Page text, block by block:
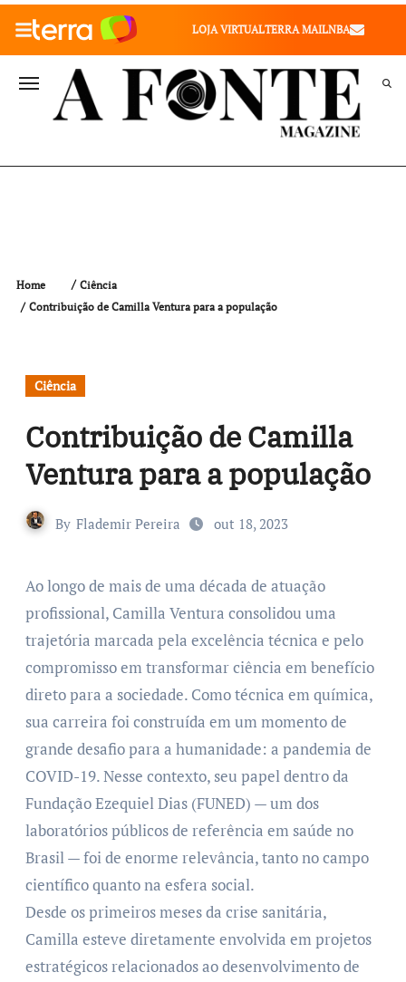
010" />
LOJA VIRTUALTERRA MAILNBA
Home
Ciência
Contribuição de Camilla Ventura para a população
Ciência
Contribuição de Camilla
Ventura para a população
By Flademir Pereira out 18, 2023
Ao longo de mais de uma década de atuação
profissional, Camilla Ventura consolidou uma
trajetória marcada pela excelência técnica e pelo
compromisso em transformar ciência em benefício
direto para a sociedade. Como técnica em química,
sua carreira foi construída em um momento de
grande desafio para a humanidade: a pandemia de
COVID-19. Nesse contexto, seu papel dentro da
Fundação Ezequiel Dias (FUNED) — um dos
laboratórios públicos de referência em saúde no
Brasil — foi de enorme relevância, tanto no campo
científico quanto na esfera social.
Desde os primeiros meses da crise sanitária,
Camilla esteve diretamente envolvida em projetos
estratégicos relacionados ao desenvolvimento de